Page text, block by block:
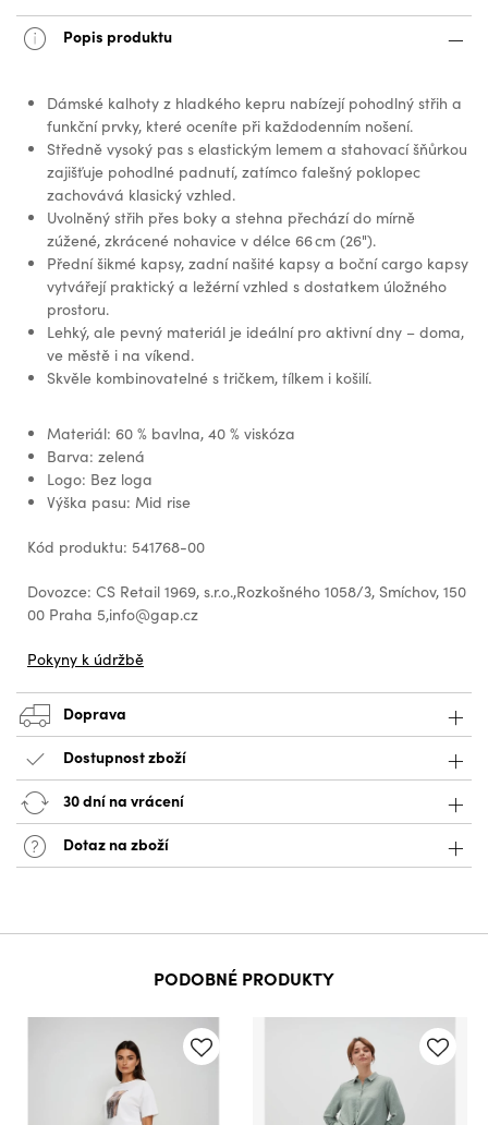
Popis produktu
Dámské kalhoty z hladkého kepru nabízejí pohodlný střih a
funkční prvky, které oceníte při každodenním nošení.
Středně vysoký pas s elastickým lemem a stahovací šňůrkou
zajišťuje pohodlné padnutí, zatímco falešný poklopec
zachovává klasický vzhled.
Uvolněný střih přes boky a stehna přechází do mírně
zúžené, zkrácené nohavice v délce 66 cm (26").
Přední šikmé kapsy, zadní našité kapsy a boční cargo kapsy
vytvářejí praktický a ležérní vzhled s dostatkem úložného
prostoru.
Lehký, ale pevný materiál je ideální pro aktivní dny – doma,
ve městě i na víkend.
Skvěle kombinovatelné s tričkem, tílkem i košilí.
Materiál: 60 % bavlna, 40 % viskóza
Barva: zelená
Logo: Bez loga
Výška pasu: Mid rise
Kód produktu: 541768-00
Dovozce: CS Retail 1969, s.r.o.,Rozkošného 1058/3, Smíchov, 150
00 Praha 5,info@gap.cz
Pokyny k údržbě
Doprava
Dostupnost zboží
30 dní na vrácení
Dotaz na zboží
PODOBNÉ PRODUKTY